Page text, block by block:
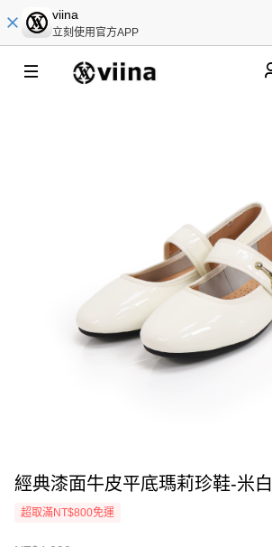
viina
立刻使用官方APP
經典漆面牛皮平底瑪莉珍鞋-米白
超取滿NT$800免運